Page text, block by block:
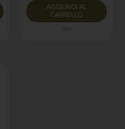
AGGIUNGI AL
CARRELLO